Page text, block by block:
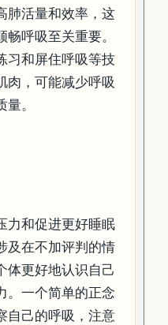
肺活量和效率，这
呼吸至关重要。
习和屏住呼吸等技
肉，可能减少呼吸
。
力和促进更好睡眠
及在不加评判的情
体更好地认识自己
。一个简单的正念
自己的呼吸，注意